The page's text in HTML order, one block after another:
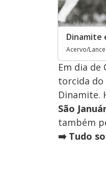
Dinamite
Acervo/
Em dia
torcida do
Dinamite.
São
também
➡️ Tudo